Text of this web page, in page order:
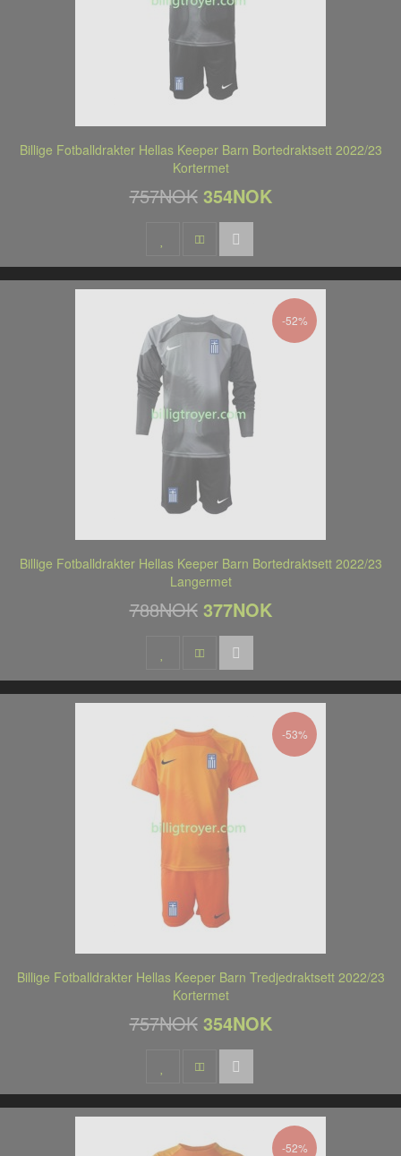
Billige Fotballdrakter Hellas Keeper Barn Bortedraktsett 2022/23
Kortermet
757NOK 354NOK
-52%
Billige Fotballdrakter Hellas Keeper Barn Bortedraktsett 2022/23
Langermet
788NOK 377NOK
-53%
Billige Fotballdrakter Hellas Keeper Barn Tredjedraktsett 2022/23
Kortermet
757NOK 354NOK
-52%